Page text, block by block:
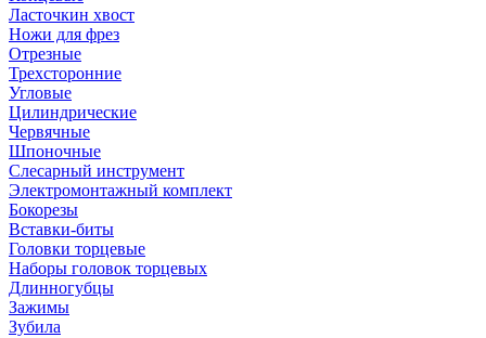
Ласточкин хвост
Ножи для фрез
Отрезные
Трехсторонние
Угловые
Цилиндрические
Червячные
Шпоночные
Слесарный инструмент
Электромонтажный комплект
Бокорезы
Вставки-биты
Головки торцевые
Наборы головок торцевых
Длинногубцы
Зажимы
Зубила